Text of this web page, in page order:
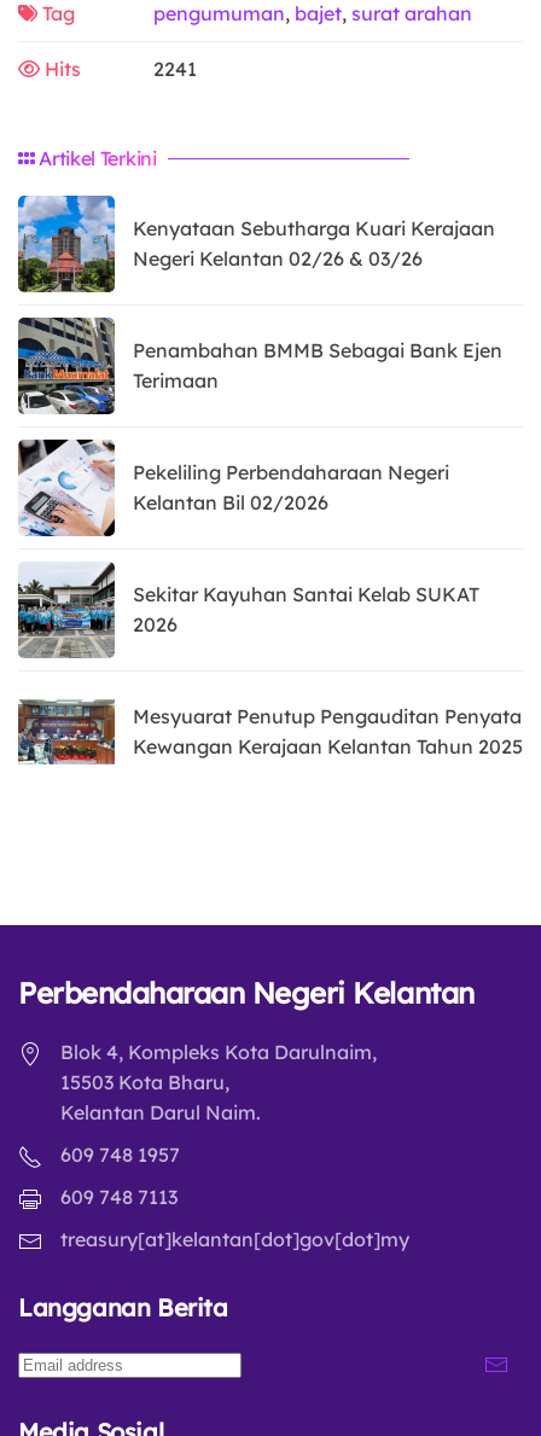
Tag pengumuman, bajet, surat arahan
Hits 2241
Artikel Terkini
Kenyataan Sebutharga Kuari Kerajaan
Negeri Kelantan 02/26 & 03/26
Penambahan BMMB Sebagai Bank Ejen
Terimaan
Pekeliling Perbendaharaan Negeri
Kelantan Bil 02/2026
Sekitar Kayuhan Santai Kelab SUKAT
2026
Mesyuarat Penutup Pengauditan Penyata
Kewangan Kerajaan Kelantan Tahun 2025
Perbendaharaan Negeri Kelantan
Blok 4, Kompleks Kota Darulnaim,
15503 Kota Bharu,
Kelantan Darul Naim.
609 748 1957
609 748 7113
treasury[at]kelantan[dot]gov[dot]my
Langganan Berita